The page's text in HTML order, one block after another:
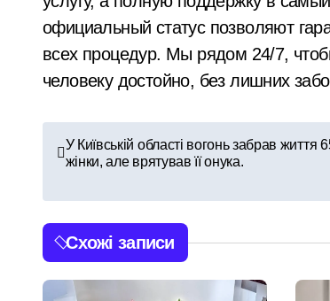
официальный статус позволяют
всех процедур. Мы рядом 24/7,
человеку достойно, без лишних
Н
в
і
г
У Київській області вогонь забрав життя
жінки, але врятував її онука.
Схожі записи